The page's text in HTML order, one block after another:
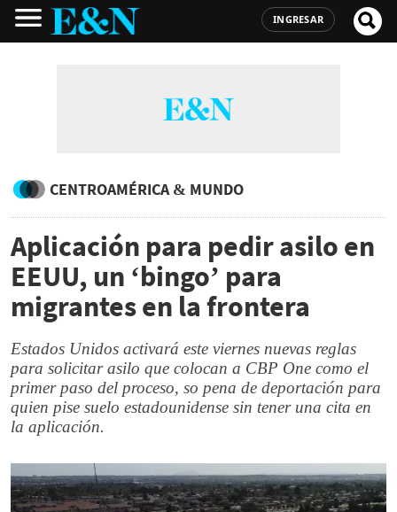
INGRESAR
CENTROAMÉRICA & MUNDO
Aplicación para pedir asilo en
EEUU, un ‘bingo’ para
migrantes en la frontera
Estados Unidos activará este viernes nuevas reglas
para solicitar asilo que colocan a CBP One como el
primer paso del proceso, so pena de deportación para
quien pise suelo estadounidense sin tener una cita en
la aplicación.